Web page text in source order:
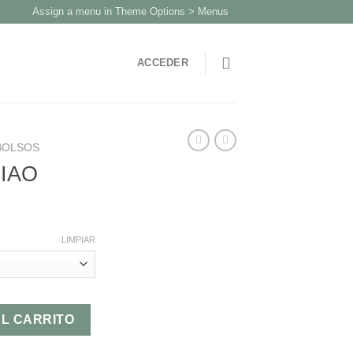
Assign a menu in Theme Options > Menus
ACCEDER
LIMPIAR
CARRITO